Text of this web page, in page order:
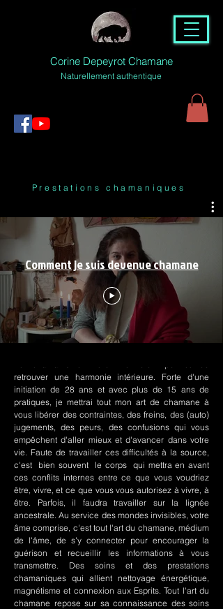
Corine Depeyrot Chamane
Naturellement authentique
Prestations chamaniques
Comment je suis devenue chamane
retrouver une harmonie intérieure. Forte d'une
initiation de 28 ans et avec plus de 15 ans de
pratiques, je mettrai tout mon art de chamane à
vous libérer des contraintes, des freins, des (auto)
jugements, des peurs, des confusions qui vous
empêchent d'aller mieux et d'avancer dans votre
vie. Faute de travailler ces difficultés à la source,
c'est bien souvent le corps qui mettra en avant
ces conflits internes entre ce que vous voudriez
être, vivre, et ce que vous vous autorisez à vivre, à
être. Parfois, il faudra travailler sur la lignée
ancestrale. Au service des mondes invisibles, votre
âme comprise, c'est tout l'art du chamane, médium
de l'âme, de s'y connecter pour encourager la
guérison et recueillir les informations à vous
transmettre. Des soins et des prestations
chamaniques qui allient nettoyage énergétique,
magnétisme et connexion aux Esprits. Tout l'art du
chamane repose sur sa connaissance des soins